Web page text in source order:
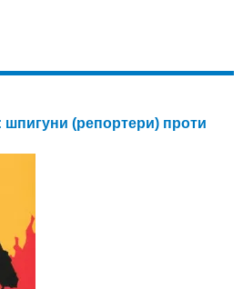
шпигуни (репортери) проти